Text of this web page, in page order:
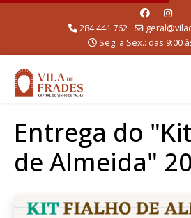
284 441 762
Seg. a Sex.: das 9:00
Entrega do
de Almeida"